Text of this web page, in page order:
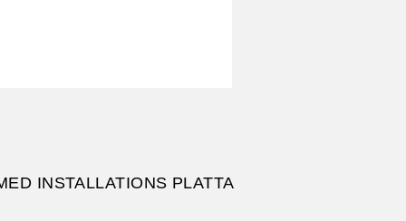
INSTALLATIONS PLATTA